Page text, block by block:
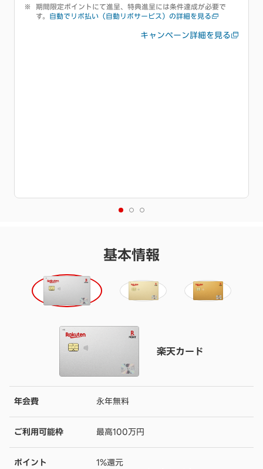
キャンペーン詳細を見る
初利用キャンペーンも同時開催中
基本情報
楽天カード
年会費 永年無料
ご利用可能枠 最高100万円
ポイント
1%還元